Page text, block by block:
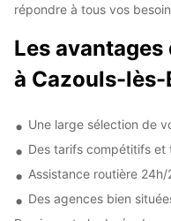
répondre à tous vos
Les
à Cazouls-lès-
Une large sélection de
Des tarifs compétitifs et
Assistance routière 24h/
Des agences bien